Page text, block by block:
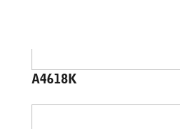
A4618K